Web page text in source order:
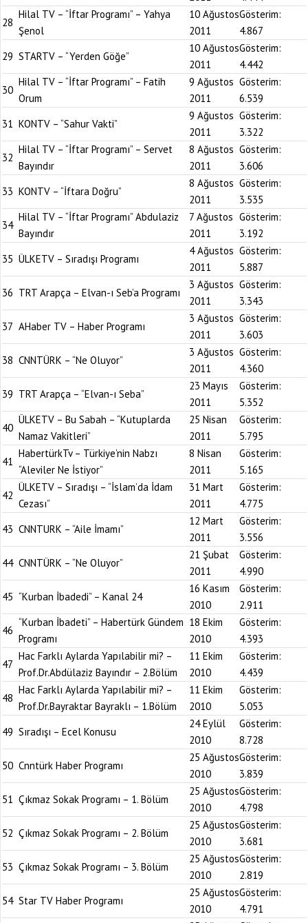
28
Hilal TV – “İftar Programı” – Yahya
Şenol
10 Ağustos
2011
Gösterim:
4.867
29 STARTV – “Yerden Göğe”
10 Ağustos
2011
Gösterim:
4.442
30
Hilal TV – “İftar Programı” – Fatih
Orum
9 Ağustos
2011
Gösterim:
6.539
31 KONTV – “Sahur Vakti”
9 Ağustos
2011
Gösterim:
3.322
32
Hilal TV – “İftar Programı” – Servet
Bayındır
8 Ağustos
2011
Gösterim:
3.606
33 KONTV – “İftara Doğru”
8 Ağustos
2011
Gösterim:
3.535
34
Hilal TV – “İftar Programı” Abdulaziz
Bayındır
7 Ağustos
2011
Gösterim:
3.192
35 ÜLKETV – Sıradışı Programı
4 Ağustos
2011
Gösterim:
5.887
36 TRT Arapça – Elvan-ı Seb’a Programı
3 Ağustos
2011
Gösterim:
3.343
37 AHaber TV – Haber Programı
3 Ağustos
2011
Gösterim:
3.603
38 CNNTÜRK – “Ne Oluyor”
3 Ağustos
2011
Gösterim:
4.360
39 TRT Arapça – “Elvan-ı Seba”
23 Mayıs
2011
Gösterim:
5.352
40
ÜLKETV – Bu Sabah – “Kutuplarda
Namaz Vakitleri”
25 Nisan
2011
Gösterim:
5.795
41
HabertürkTv – Türkiye’nin Nabzı
“Aleviler Ne İstiyor”
8 Nisan
2011
Gösterim:
5.165
42
ÜLKETV – Sıradışı – “İslam’da İdam
Cezası”
31 Mart
2011
Gösterim:
4.775
43 CNNTURK – “Aile İmamı”
12 Mart
2011
Gösterim:
3.556
44 CNNTÜRK – “Ne Oluyor”
21 Şubat
2011
Gösterim:
4.990
45 “Kurban İbadedi” – Kanal 24
16 Kasım
2010
Gösterim:
2.911
46
“Kurban İbadeti” – Habertürk Gündem
Programı
18 Ekim
2010
Gösterim:
4.393
47
Hac Farklı Aylarda Yapılabilir mi? –
Prof.Dr.Abdülaziz Bayındır – 2.Bölüm
11 Ekim
2010
Gösterim:
4.439
48
Hac Farklı Aylarda Yapılabilir mi? –
Prof.Dr.Bayraktar Bayraklı – 1.Bölüm
11 Ekim
2010
Gösterim:
5.053
49 Sıradışı – Ecel Konusu
24 Eylül
2010
Gösterim:
8.728
50 Cnntürk Haber Programı
25 Ağustos
2010
Gösterim:
3.839
51 Çıkmaz Sokak Programı – 1. Bölüm
25 Ağustos
2010
Gösterim:
4.798
52 Çıkmaz Sokak Programı – 2. Bölüm
25 Ağustos
2010
Gösterim:
3.681
53 Çıkmaz Sokak Programı – 3. Bölüm
25 Ağustos
2010
Gösterim:
2.819
54 Star TV Haber Programı
25 Ağustos
2010
Gösterim:
4.791